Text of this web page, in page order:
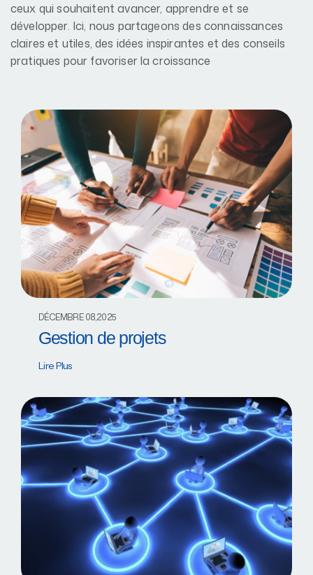
ceux qui souhaitent avancer, apprendre et se
développer. Ici, nous partageons des connaissances
claires et utiles, des idées inspirantes et des conseils
pratiques pour favoriser la croissance
DÉCEMBRE 08,2025
Gestion de projets
Lire Plus